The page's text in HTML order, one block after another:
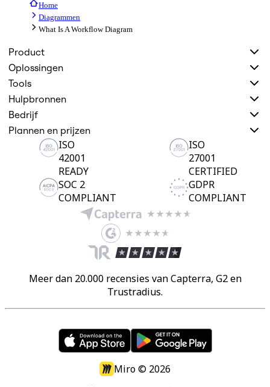
Home
Diagrammen
What Is A Workflow Diagram
Product
Oplossingen
Tools
Hulpbronnen
Bedrijf
Plannen en prijzen
ISO
42001
READY
ISO
27001
CERTIFIED
SOC 2
COMPLIANT
GDPR
COMPLIANT
Meer dan 20.000 recensies van Capterra, G2 en
Trustradius.
Miro © 2026